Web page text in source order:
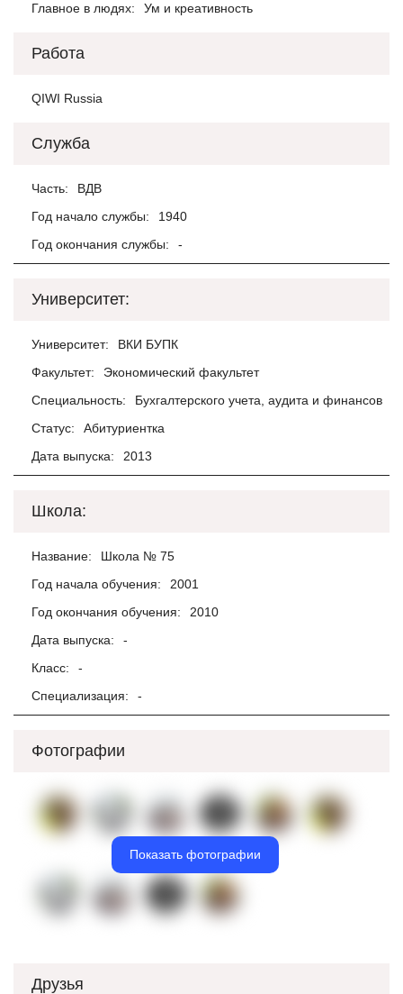
Главное в людях:
Ум и креативность
Работа
QIWI Russia
Служба
Часть:
ВДВ
Год начало службы:
1940
Год окончания службы:
-
Университет:
Университет:
ВКИ БУПК
Факультет:
Экономический факультет
Специальность:
Бухгалтерского учета, аудита и финансов
Статус:
Абитуриентка
Дата выпуска:
2013
Школа:
Название:
Школа № 75
Год начала обучения:
2001
Год окончания обучения:
2010
Дата выпуска:
-
Класс:
-
Специализация:
-
Фотографии
Показать фотографии
Друзья